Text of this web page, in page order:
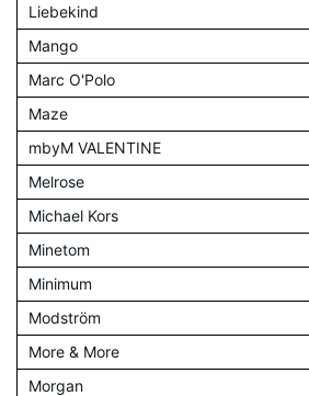
Liebekind
Mango
Marc O'Polo
Maze
mbyM VALENTINE
Melrose
Michael Kors
Minetom
Minimum
Modström
More & More
Morgan